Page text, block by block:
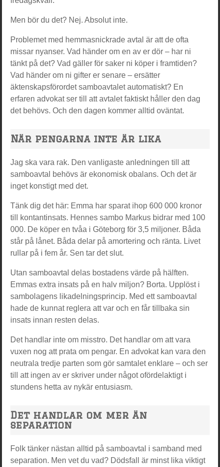
Men bör du det? Nej. Absolut inte.
Problemet med hemmasnickrade avtal är att de ofta
missar nyanser. Vad händer om en av er dör – har ni
tänkt på det? Vad gäller för saker ni köper i framtiden?
Vad händer om ni gifter er senare – ersätter
äktenskapsförordet samboavtalet automatiskt? En
erfaren advokat ser till att avtalet faktiskt håller den dag
det behövs. Och den dagen kommer alltid oväntat.
När pengarna inte är lika
Jag ska vara rak. Den vanligaste anledningen till att
samboavtal behövs är ekonomisk obalans. Och det är
inget konstigt med det.
Tänk dig det här: Emma har sparat ihop 600 000 kronor
till kontantinsats. Hennes sambo Markus bidrar med 100
000. De köper en tvåa i Göteborg för 3,5 miljoner. Båda
står på lånet. Båda delar på amortering och ränta. Livet
rullar på i fem år. Sen tar det slut.
Utan samboavtal delas bostadens värde på hälften.
Emmas extra insats på en halv miljon? Borta. Upplöst i
sambolagens likadelningsprincip. Med ett samboavtal
hade de kunnat reglera att var och en får tillbaka sin
insats innan resten delas.
Det handlar inte om misstro. Det handlar om att vara
vuxen nog att prata om pengar. En advokat kan vara den
neutrala tredje parten som gör samtalet enklare – och ser
till att ingen av er skriver under något ofördelaktigt i
stundens hetta av nykär entusiasm.
Det handlar om mer än
separation
Folk tänker nästan alltid på samboavtal i samband med
separation. Men vet du vad? Dödsfall är minst lika viktigt